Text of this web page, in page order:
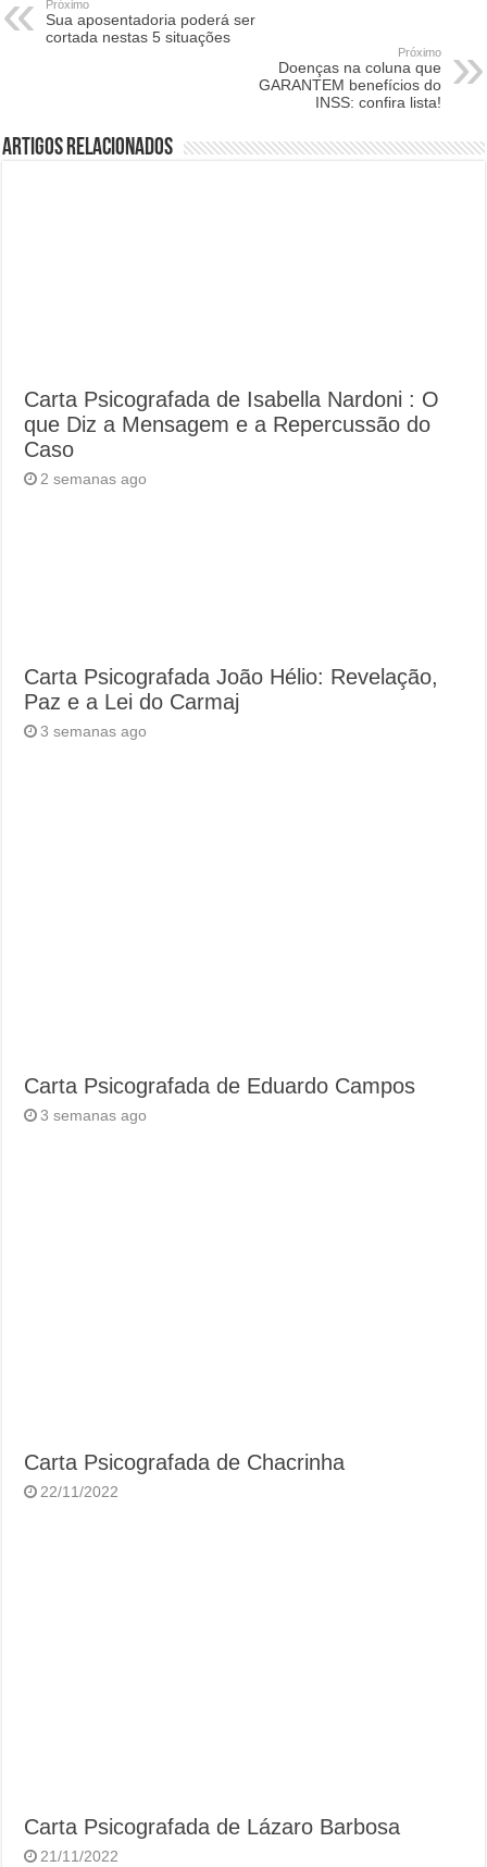
Próximo
Sua aposentadoria poderá ser
cortada nestas 5 situações
Próximo
Doenças na coluna que
GARANTEM benefícios do
INSS: confira lista!
Artigos Relacionados
Carta Psicografada de Isabella Nardoni : O
que Diz a Mensagem e a Repercussão do
Caso
2 semanas ago
Carta Psicografada João Hélio: Revelação,
Paz e a Lei do Carmaj
3 semanas ago
Carta Psicografada de Eduardo Campos
3 semanas ago
Carta Psicografada de Chacrinha
22/11/2022
Carta Psicografada de Lázaro Barbosa
21/11/2022